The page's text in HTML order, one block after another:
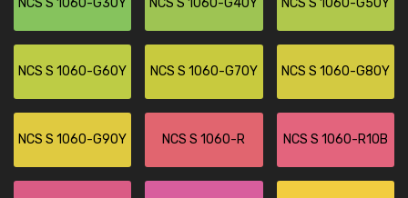
NCS S 1060-G30Y NCS S 1060-G40Y NCS S 1060-G50Y
NCS S 1060-G60Y NCS S 1060-G70Y NCS S 1060-G80Y
NCS S 1060-G90Y NCS S 1060-R NCS S 1060-R10B